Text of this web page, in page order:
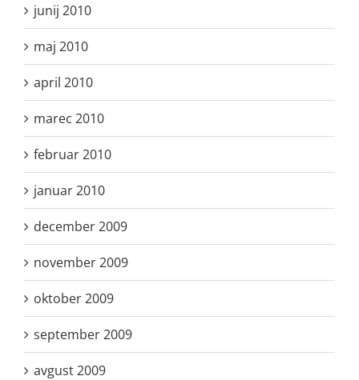
junij 2010
maj 2010
april 2010
marec 2010
februar 2010
januar 2010
december 2009
november 2009
oktober 2009
september 2009
avgust 2009